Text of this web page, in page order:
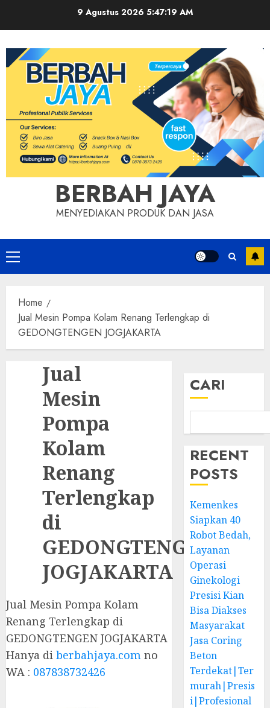
9 Agustus 2026 5:47:20 AM
BERBAH JAYA
MENYEDIAKAN PRODUK DAN JASA
Primary
Menu
Home
Jual Mesin Pompa Kolam Renang Terlengkap di
GEDONGTENGEN JOGJAKARTA
Jual
Mesin
Pompa
Kolam
Renang
Terlengkap
di
GEDONGTENGEN
JOGJAKARTA
Jual Mesin Pompa Kolam
Renang Terlengkap di
GEDONGTENGEN JOGJAKARTA
Hanya di berbahjaya.com no
WA : 087838732426
CARI
RECENT
POSTS
Kemenkes
Siapkan 40
Robot Bedah,
Layanan
Operasi
Ginekologi
Presisi Kian
Bisa Diakses
Masyarakat
Jasa Coring
Beton
Terdekat|Ter
murah|Presis
i|Profesional